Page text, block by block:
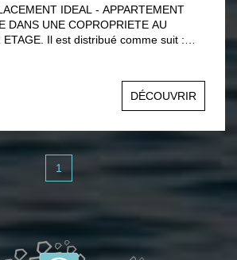
IDEAL - APPARTEMENT
ETAGE. Il est distribué comme suit :
au balcon), cuisine, dégagement avec
au balcon), salle de bains, wc.
6 m² chacun et place de parking
DÉCOUVRIR
1